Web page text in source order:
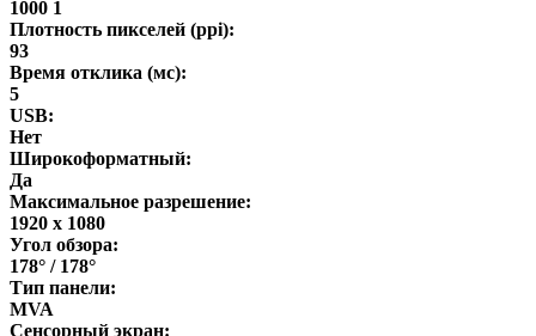
1000 1
Плотность пикселей (ppi):
93
Время отклика (мс):
5
USB:
Нет
Широкоформатный:
Да
Максимальное разрешение:
1920 x 1080
Угол обзора:
178° / 178°
Тип панели:
MVA
Сенсорный экран: